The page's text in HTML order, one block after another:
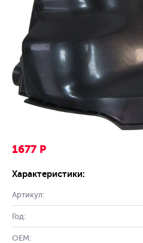
1677 Р
Характеристики:
Артикул:
Год:
OEM: